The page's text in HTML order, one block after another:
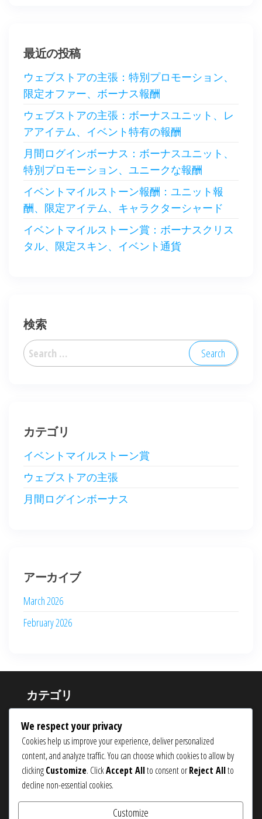
最近の投稿
ウェブストアの主張：特別プロモーション、
限定オファー、ボーナス報酬
ウェブストアの主張：ボーナスユニット、レ
アアイテム、イベント特有の報酬
月間ログインボーナス：ボーナスユニット、
特別プロモーション、ユニークな報酬
イベントマイルストーン報酬：ユニット報
酬、限定アイテム、キャラクターシャード
イベントマイルストーン賞：ボーナスクリス
タル、限定スキン、イベント通貨
検索
Search
for:
カテゴリ
イベントマイルストーン賞
ウェブストアの主張
月間ログインボーナス
アーカイブ
March 2026
February 2026
カテゴリ
イベントマイルストーン賞
ウェブストアの主張
月間ログインボーナス
WordPress|Theme:
We respect your privacy
Cookies help us improve your experience, deliver personalized
content, and analyze traffic. You can choose which cookies to allow by
clickingCustomize. ClickAccept Allto consent orReject Allto
decline non-essential cookies.
Customize